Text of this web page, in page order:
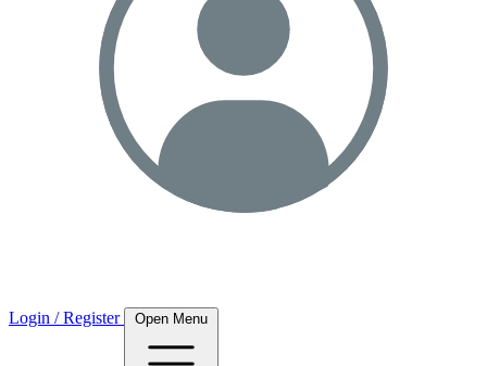
Login / Register Open Menu